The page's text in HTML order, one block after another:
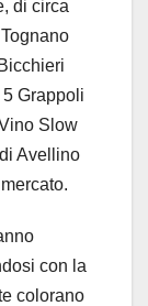
di circa
Grappoli
Slow
Avellino
con la
colorano